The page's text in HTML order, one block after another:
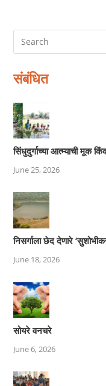
संबंधित
सिंधुदुर्गाच्या आत्म्याची मूक
June 25, 2026
निसर्गाला छेद देणारे
June 18, 2026
सोयरे वनचरे
June 6, 2026